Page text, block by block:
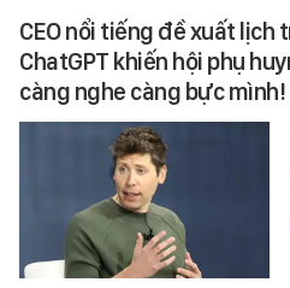
CEO nổi tiếng đề xuất lịch
ChatGPT khiến hội phụ
càng nghe càng bực mình!